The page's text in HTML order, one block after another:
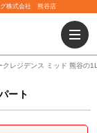
グ株式会社 熊谷店
クレジデンス ミッド 熊谷の
ート